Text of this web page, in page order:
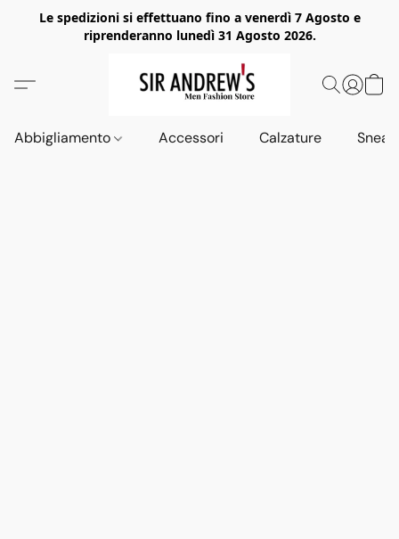
Le spedizioni si effettuano fino a venerdì 7 Agosto e
riprenderanno lunedì 31 Agosto 2026.
Abbigliamento Accessori Calzature